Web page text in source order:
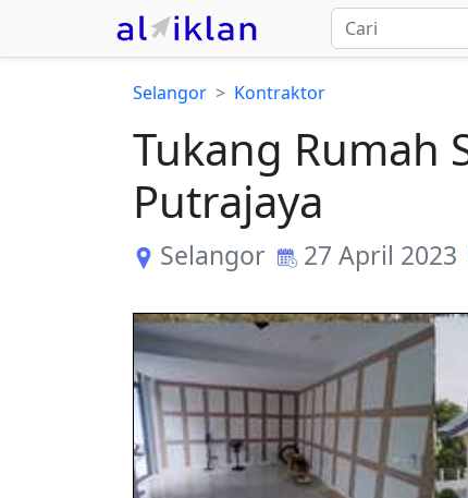
Selangor Kontraktor
Tukang Rumah
Putrajaya
Selangor 27 April 2023